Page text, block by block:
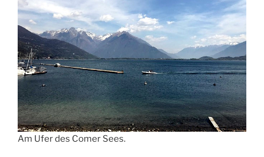
Am Ufer des Comer Sees.